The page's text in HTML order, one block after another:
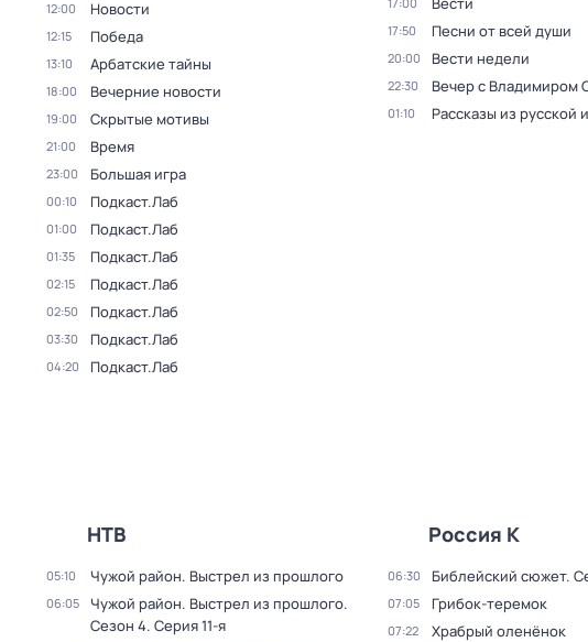
12:00 Новости
12:15 Победа
13:10 Арбатские тайны
18:00 Вечерние новости
19:00 Скрытые мотивы
21:00 Время
23:00 Большая игра
00:10 Подкаст.Лаб
01:00 Подкаст.Лаб
01:35 Подкаст.Лаб
02:15 Подкаст.Лаб
02:50 Подкаст.Лаб
03:30 Подкаст.Лаб
04:20 Подкаст.Лаб
17:50 Песни от всей души
20:00 Вести недели
22:30 Вечер с Владимиром
01:10 Рассказы из русской
НТВ
05:10 Чужой район. Выстрел из прошлого
06:05 Чужой район. Выстрел из прошлого.
Сезон 4. Серия 11-я
Россия К
06:30 Библейский сюжет.
07:05 Грибок-теремок
07:22 Храбрый оленёнок